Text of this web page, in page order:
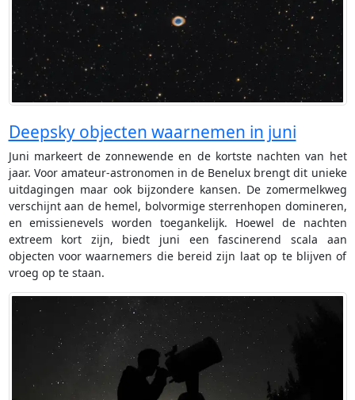
Deepsky objecten waarnemen in juni
Juni markeert de zonnewende en de kortste nachten van het
jaar. Voor amateur-astronomen in de Benelux brengt dit unieke
uitdagingen maar ook bijzondere kansen. De zomermelkweg
verschijnt aan de hemel, bolvormige sterrenhopen domineren,
en emissienevels worden toegankelijk. Hoewel de nachten
extreem kort zijn, biedt juni een fascinerend scala aan
objecten voor waarnemers die bereid zijn laat op te blijven of
vroeg op te staan.